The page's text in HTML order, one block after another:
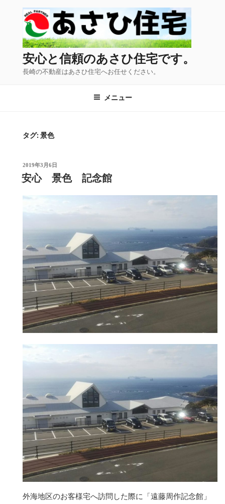
安心と信頼のあさひ住宅です。
長崎の不動産はあさひ住宅へお任せください。
メニュー
タグ:景色
2019年3月6日
安心 景色 記念館
外海地区のお客様宅へ訪問した際に「遠藤周作記念館」